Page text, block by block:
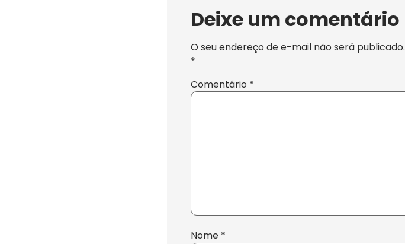
Deixe um comentário
O seu endereço de e-mail não será publicado.
*
Comentário *
Nome *